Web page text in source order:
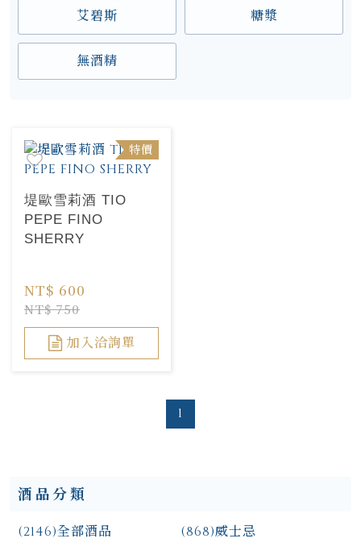
艾碧斯 糖漿
無酒精
特價
堤歐雪莉酒 TIO
PEPE FINO
SHERRY
NT$ 600
NT$ 750
加入洽詢單
1
酒品分類
全部酒品
(2146) 威士忌
(868)